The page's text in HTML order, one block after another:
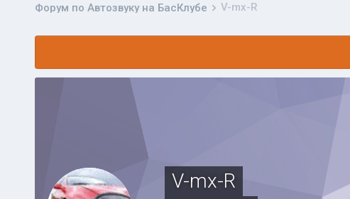
Форум по Автозвуку на БасКлубе V-mx-R
V-mx-R